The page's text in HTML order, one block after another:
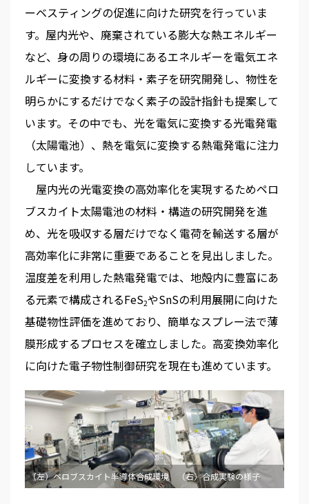
ーベスティングの促進に向けた研究を行っていま
す。屋内光や、廃棄されている膨大な熱エネルギー
など、身の周りの環境にあるエネルギーを電気エネ
ルギーに変換する材料・素子を研究開発し、物性を
明らかにするだけでなく素子の設計指針も提案して
います。その中でも、光を電気に変換する光電発電
（太陽電池）、熱を電気に変換する熱電発電に注力
しています。
屋内光の光電変換の高効率化を実現するためペロ
ブスカイト太陽電池の材料・構造の研究開発を進
め、光を吸収する層だけでなく電荷を輸送する層が
高効率化に非常に重要であることを見出しました。
温度差を利用した熱電発電では、地殻内に豊富にあ
る元素で構成されるFeS2やSnSの利用展開に向けた
基礎物性評価を進めており、簡単なスプレー法で薄
膜形成するプロセスを確立しました。高変換効率化
に向けた電子物性制御研究を現在も進めています。
（左）ペロブスカイト半導体合成環境 （右）合成実験の様子